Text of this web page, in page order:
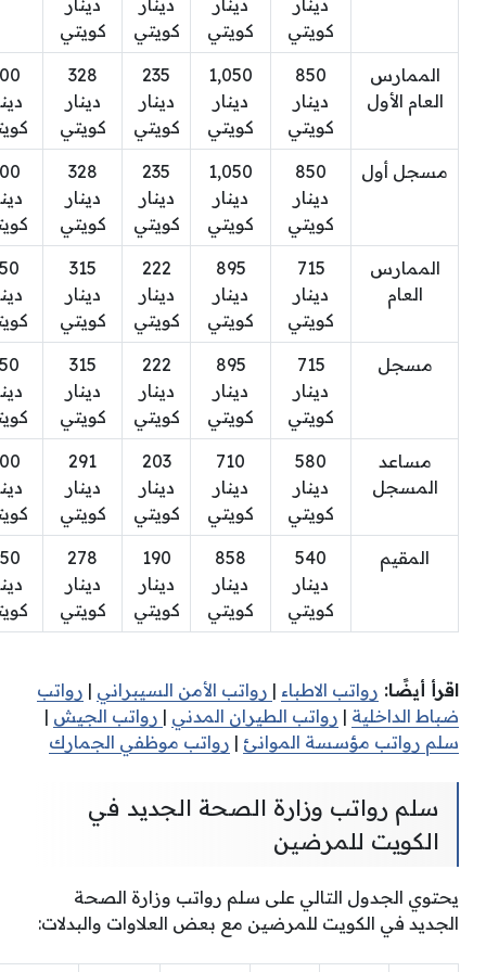
دينار
كويتي
دينار
كويتي
دينار
كويتي
دينار
كويتي
الممارس
العام الأول
850
دينار
كويتي
1,050
دينار
كويتي
235
دينار
كويتي
328
دينار
كويتي
مسجل أول
850
دينار
كويتي
1,050
دينار
كويتي
235
دينار
كويتي
328
دينار
كويتي
الممارس
العام
715
دينار
كويتي
895
دينار
كويتي
222
دينار
كويتي
315
دينار
كويتي
مسجل
715
دينار
كويتي
895
دينار
كويتي
222
دينار
كويتي
315
دينار
كويتي
مساعد
المسجل
580
دينار
كويتي
710
دينار
كويتي
203
دينار
كويتي
291
دينار
كويتي
المقيم
540
دينار
كويتي
858
دينار
كويتي
190
دينار
كويتي
278
دينار
كويتي
اقرأ أيضًا: رواتب الاطباء | رواتب الأمن السيبراني | رواتب
ضباط الداخلية | رواتب الطيران المدني | رواتب الجيش |
سلم رواتب مؤسسة الموانئ | رواتب موظفي الجمارك
سلم رواتب وزارة الصحة الجديد في
الكويت للمرضين
يحتوي الجدول التالي على سلم رواتب وزارة الصحة
الجديد في الكويت للمرضين مع بعض العلاوات والبدلات: